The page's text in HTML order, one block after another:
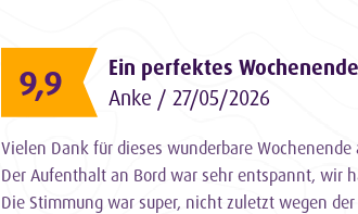
9,9
Ein perfektes Wochenende
Anke / 27/05/2026
Vielen Dank für dieses wunderbare Wochenende
Der Aufenthalt an Bord war sehr entspannt, wir
Die Stimmung war super, nicht zuletzt wegen